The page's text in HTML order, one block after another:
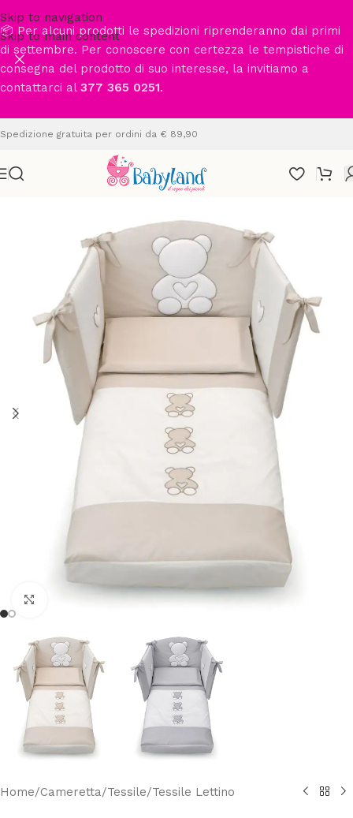
Skip to navigation
Skip to main content
📦 Per alcuni prodotti le spedizioni riprenderanno dai primi
di settembre. Per conoscere con certezza le tempistiche di
consegna del prodotto di suo interesse, la invitiamo a
contattarci al 377 365 0251.
Spedizione gratuita per ordini da € 89,90
Clicca per ingrandire
Home/Cameretta/Tessile/Tessile Lettino